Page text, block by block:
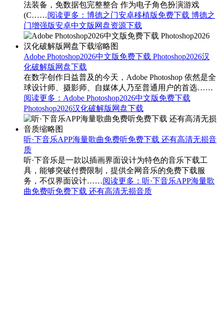
法装备，免数据包完整整合 作为电子角色扮演游戏
(C……阅读更多 ：博德之门安卓移植版免费下载 博德之
门增强版安卓中文版网盘资源下载
Adobe Photoshop2026中文版免费下载 Photoshop2026汉
化破解版网盘下载
在数字创作日益普及的今天，Adobe Photoshop 依然是全
球设计师、摄影师、自媒体人乃至普通用户的首选……
阅读更多 ：Adobe Photoshop2026中文版免费下载
Photoshop2026汉化破解版网盘下载
听·下音乐APP海量歌曲免费听免费下载 还有高清无损音
质
听·下音乐是一款以插画界面设计为特色的音乐下载工
具，能够突破付费限制，提供全网音乐的免费下载服
务，不仅界面设计……阅读更多 ：听·下音乐APP海量歌
曲免费听免费下载 还有高清无损音质